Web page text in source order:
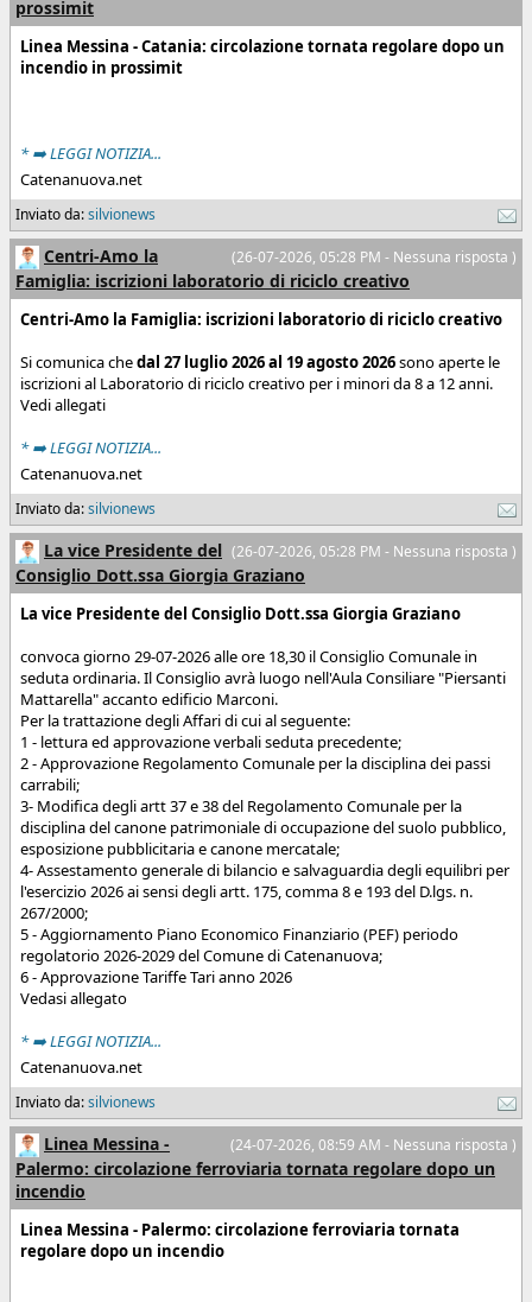
prossimit
Linea Messina - Catania: circolazione tornata regolare dopo un
incendio in prossimit
* ➡️ LEGGI NOTIZIA...
Catenanuova.net
Inviato da:silvionews
(26-07-2026, 05:28 PM - Nessuna risposta )
Centri-Amo la
Famiglia: iscrizioni laboratorio di riciclo creativo
Centri-Amo la Famiglia: iscrizioni laboratorio di riciclo creativo
Si comunica chedal 27 luglio 2026 al 19 agosto 2026sono aperte le
iscrizioni al Laboratorio di riciclo creativo per i minori da 8 a 12 anni.
Vedi allegati
* ➡️ LEGGI NOTIZIA...
Catenanuova.net
Inviato da:silvionews
(26-07-2026, 05:28 PM - Nessuna risposta )
La vice Presidente del
Consiglio Dott.ssa Giorgia Graziano
La vice Presidente del Consiglio Dott.ssa Giorgia Graziano
convoca giorno 29-07-2026 alle ore 18,30 il Consiglio Comunale in
seduta ordinaria. Il Consiglio avrà luogo nell'Aula Consiliare "Piersanti
Mattarella" accanto edificio Marconi.
Per la trattazione degli Affari di cui al seguente:
1 - lettura ed approvazione verbali seduta precedente;
2 - Approvazione Regolamento Comunale per la disciplina dei passi
carrabili;
3- Modifica degli artt 37 e 38 del Regolamento Comunale per la
disciplina del canone patrimoniale di occupazione del suolo pubblico,
esposizione pubblicitaria e canone mercatale;
4- Assestamento generale di bilancio e salvaguardia degli equilibri per
l'esercizio 2026 ai sensi degli artt. 175, comma 8 e 193 del D.lgs. n.
267/2000;
5 - Aggiornamento Piano Economico Finanziario (PEF) periodo
regolatorio 2026-2029 del Comune di Catenanuova;
6 - Approvazione Tariffe Tari anno 2026
Vedasi allegato
* ➡️ LEGGI NOTIZIA...
Catenanuova.net
Inviato da:silvionews
(24-07-2026, 08:59 AM - Nessuna risposta )
Linea Messina -
Palermo: circolazione ferroviaria tornata regolare dopo un
incendio
Linea Messina - Palermo: circolazione ferroviaria tornata
regolare dopo un incendio